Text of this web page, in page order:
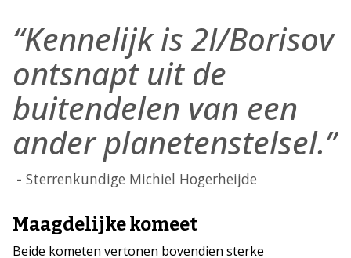
“Kennelijk is 2I/Borisov
ontsnapt uit de
buitendelen van een
ander planetenstelsel.”
Sterrenkundige Michiel Hogerheijde
Maagdelijke komeet
Beide kometen vertonen bovendien sterke